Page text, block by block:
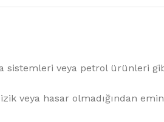
sistemleri veya petrol ürünleri
veya hasar olmadığından emin